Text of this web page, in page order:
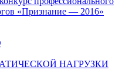
«Признание — 2016»
НАГРУЗКИ